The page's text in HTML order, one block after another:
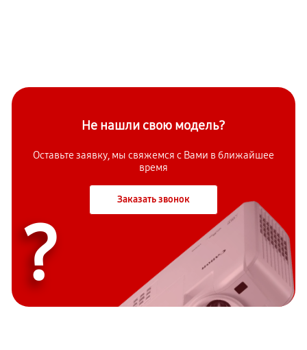
Не нашли свою модель?
Оставьте заявку, мы свяжемся с Вами в ближайшее
время
Заказать звонок
?